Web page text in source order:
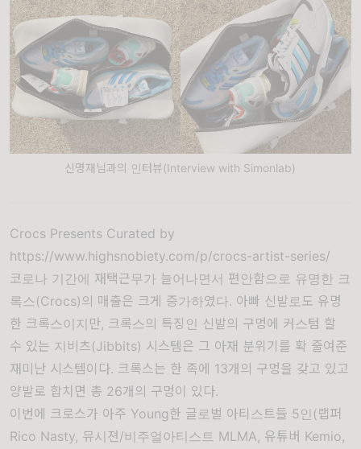
신명재님과의 인터뷰(Interview with Simonlab)
Crocs Presents Curated by
https://www.highsnobiety.com/p/crocs-artist-series/
코로나 기간에 재택근무가 늘어나면서 편안함으로 유명한 크
록스(Crocs)의 매출은 크게 증가하였다. 아빠 신발로도 유명
한 크록스이지만, 크록스의 특징인 신발의 구멍에 커스텀 할
수 있는 지비츠(Jibbits) 시스템은 그 아재 분위기를 확 줄여준
재미난 시스템이다. 크록스는 한 족에 13개의 구멍을 갖고 있고
양발로 합치면 총 26개의 구멍이 있다.
이번에 크로스가 아주 Young한 글로벌 아티스트들 5인(랩퍼
Rico Nasty, 뮤시젼/비주얼아티스트 MLMA, 유튜버 Kemio,